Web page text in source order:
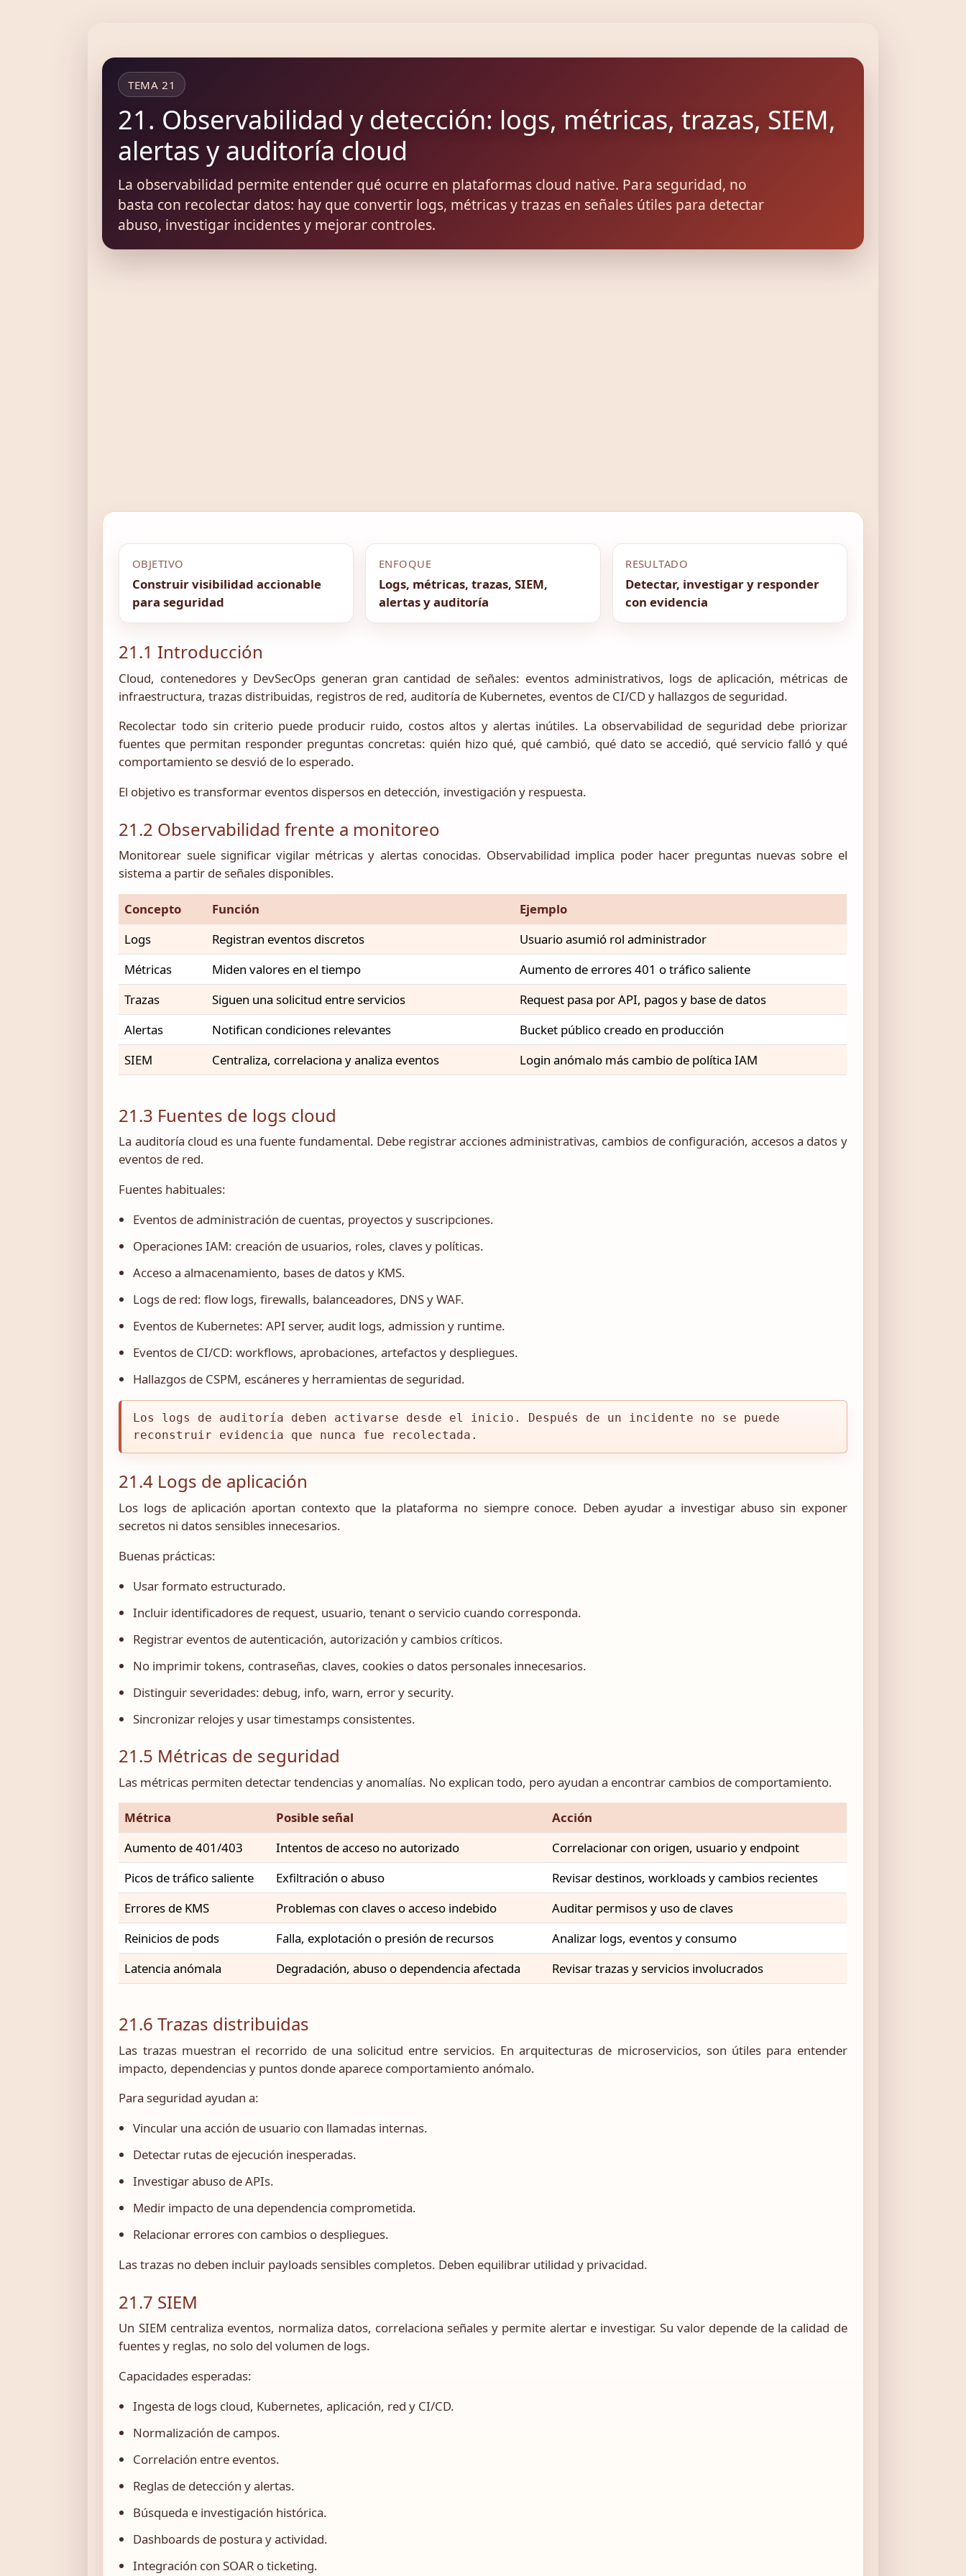
TEMA 21
21. Observabilidad y detección: logs, métricas, trazas, SIEM,
alertas y auditoría cloud
La observabilidad permite entender qué ocurre en plataformas cloud native. Para seguridad, no
basta con recolectar datos: hay que convertir logs, métricas y trazas en señales útiles para detectar
abuso, investigar incidentes y mejorar controles.
OBJETIVO
Construir visibilidad accionable
para seguridad
ENFOQUE
Logs, métricas, trazas, SIEM,
alertas y auditoría
RESULTADO
Detectar, investigar y responder
con evidencia
21.1 Introducción
Cloud, contenedores y DevSecOps generan gran cantidad de señales: eventos administrativos, logs de aplicación, métricas de
infraestructura, trazas distribuidas, registros de red, auditoría de Kubernetes, eventos de CI/CD y hallazgos de seguridad.
Recolectar todo sin criterio puede producir ruido, costos altos y alertas inútiles. La observabilidad de seguridad debe priorizar
fuentes que permitan responder preguntas concretas: quién hizo qué, qué cambió, qué dato se accedió, qué servicio falló y qué
comportamiento se desvió de lo esperado.
El objetivo es transformar eventos dispersos en detección, investigación y respuesta.
21.2 Observabilidad frente a monitoreo
Monitorear suele significar vigilar métricas y alertas conocidas. Observabilidad implica poder hacer preguntas nuevas sobre el
sistema a partir de señales disponibles.
Concepto Función
Ejemplo
Logs
Registran eventos discretos
Usuario asumió rol administrador
Métricas
Miden valores en el tiempo
Aumento de errores 401 o tráfico saliente
Trazas
Siguen una solicitud entre servicios
Request pasa por API, pagos y base de datos
Alertas
Notifican condiciones relevantes
Bucket público creado en producción
SIEM
Centraliza, correlaciona y analiza eventos Login anómalo más cambio de política IAM
21.3 Fuentes de logs cloud
La auditoría cloud es una fuente fundamental. Debe registrar acciones administrativas, cambios de configuración, accesos a datos y
eventos de red.
Fuentes habituales:
Eventos de administración de cuentas, proyectos y suscripciones.
Operaciones IAM: creación de usuarios, roles, claves y políticas.
Acceso a almacenamiento, bases de datos y KMS.
Logs de red: flow logs, firewalls, balanceadores, DNS y WAF.
Eventos de Kubernetes: API server, audit logs, admission y runtime.
Eventos de CI/CD: workflows, aprobaciones, artefactos y despliegues.
Hallazgos de CSPM, escáneres y herramientas de seguridad.
Los logs de auditoría deben activarse desde el inicio. Después de un incidente no se puede
reconstruir evidencia que nunca fue recolectada.
21.4 Logs de aplicación
Los logs de aplicación aportan contexto que la plataforma no siempre conoce. Deben ayudar a investigar abuso sin exponer
secretos ni datos sensibles innecesarios.
Buenas prácticas:
Usar formato estructurado.
Incluir identificadores de request, usuario, tenant o servicio cuando corresponda.
Registrar eventos de autenticación, autorización y cambios críticos.
No imprimir tokens, contraseñas, claves, cookies o datos personales innecesarios.
Distinguir severidades: debug, info, warn, error y security.
Sincronizar relojes y usar timestamps consistentes.
21.5 Métricas de seguridad
Las métricas permiten detectar tendencias y anomalías. No explican todo, pero ayudan a encontrar cambios de comportamiento.
Métrica Posible señal
Acción
Aumento de 401/403
Intentos de acceso no autorizado
Correlacionar con origen, usuario y endpoint
Picos de tráfico saliente
Exfiltración o abuso
Revisar destinos, workloads y cambios recientes
Errores de KMS
Problemas con claves o acceso indebido
Auditar permisos y uso de claves
Reinicios de pods
Falla, explotación o presión de recursos
Analizar logs, eventos y consumo
Latencia anómala
Degradación, abuso o dependencia afectada Revisar trazas y servicios involucrados
21.6 Trazas distribuidas
Las trazas muestran el recorrido de una solicitud entre servicios. En arquitecturas de microservicios, son útiles para entender
impacto, dependencias y puntos donde aparece comportamiento anómalo.
Para seguridad ayudan a:
Vincular una acción de usuario con llamadas internas.
Detectar rutas de ejecución inesperadas.
Investigar abuso de APIs.
Medir impacto de una dependencia comprometida.
Relacionar errores con cambios o despliegues.
Las trazas no deben incluir payloads sensibles completos. Deben equilibrar utilidad y privacidad.
21.7 SIEM
Un SIEM centraliza eventos, normaliza datos, correlaciona señales y permite alertar e investigar. Su valor depende de la calidad de
fuentes y reglas, no solo del volumen de logs.
Capacidades esperadas:
Ingesta de logs cloud, Kubernetes, aplicación, red y CI/CD.
Normalización de campos.
Correlación entre eventos.
Reglas de detección y alertas.
Búsqueda e investigación histórica.
Dashboards de postura y actividad.
Integración con SOAR o ticketing.